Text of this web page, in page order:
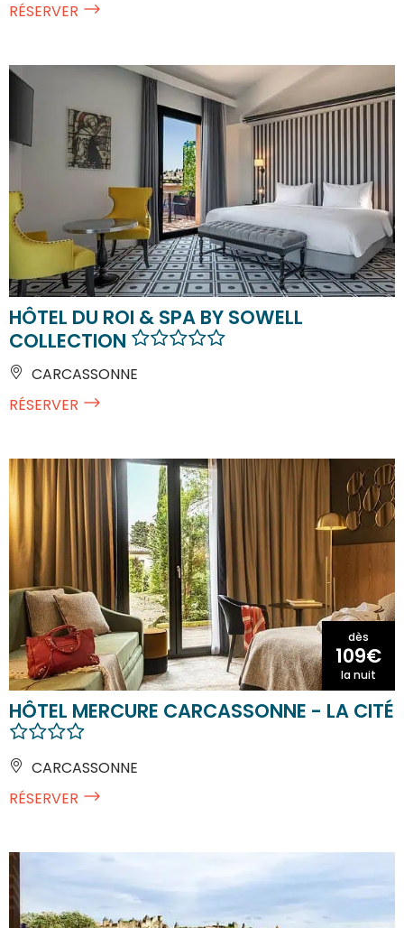
RÉSERVER
HÔTEL DU ROI & SPA BY SOWELL
COLLECTION
CARCASSONNE
RÉSERVER
dès
109€
la nuit
HÔTEL MERCURE CARCASSONNE - LA CITÉ
CARCASSONNE
RÉSERVER